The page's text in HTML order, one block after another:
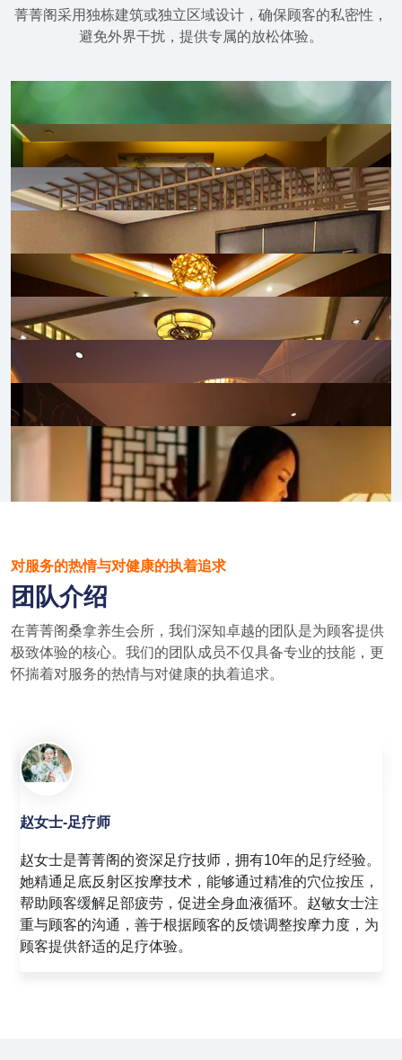
菁菁阁采用独栋建筑或独立区域设计，确保顾客的私密性，
避免外界干扰，提供专属的放松体验。
对服务的热情与对健康的执着追求
团队介绍
在菁菁阁桑拿养生会所，我们深知卓越的团队是为顾客提供
极致体验的核心。我们的团队成员不仅具备专业的技能，更
怀揣着对服务的热情与对健康的执着追求。
赵女士-足疗师
赵女士是菁菁阁的资深足疗技师，拥有10年的足疗经验。
她精通足底反射区按摩技术，能够通过精准的穴位按压，
帮助顾客缓解足部疲劳，促进全身血液循环。赵敏女士注
重与顾客的沟通，善于根据顾客的反馈调整按摩力度，为
顾客提供舒适的足疗体验。